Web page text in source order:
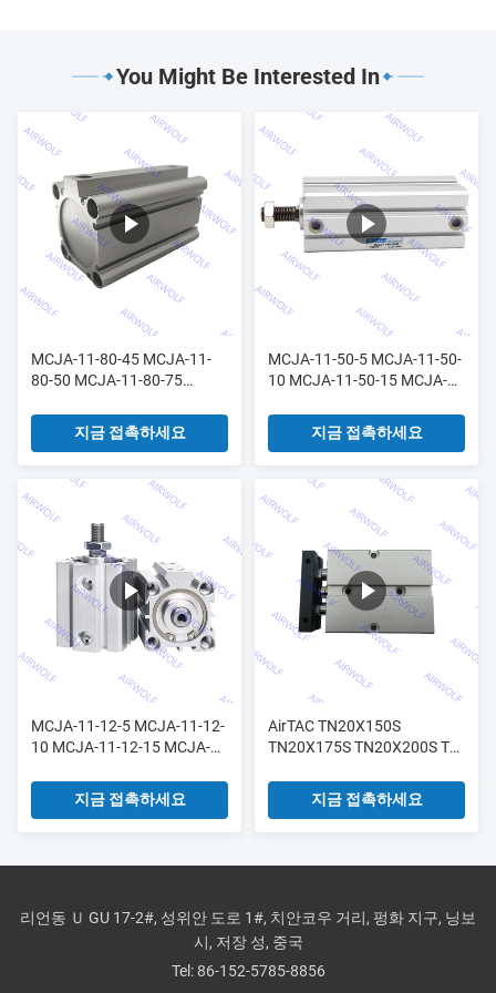
You Might Be Interested In
MCJA-11-80-45 MCJA-11-
80-50 MCJA-11-80-75
콤팩트 실린더
지금 접촉하세요
MCJA-11-50-5 MCJA-11-50-
10 MCJA-11-50-15 MCJA-
린더
지금 접촉하세요
MCJA-11-12-5 MCJA-11-12-
10 MCJA-11-12-15 MCJA-
린더
지금 접촉하세요
AirTAC TN20X150S
TN20X175S TN20X200S TN
더
지금 접촉하세요
리언동 Ｕ GU 17-2#, 성위안 도로 1#, 치안코우 거리, 펑화 지구, 닝보
시, 저장 성, 중국
Tel:86-152-5785-8856